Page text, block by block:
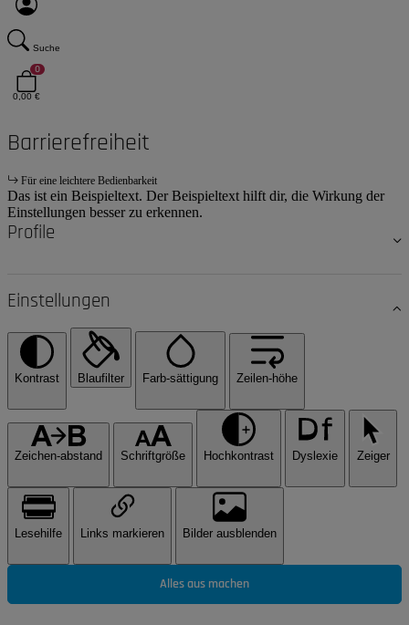
Suche
0
0,00 €
Barrierefreiheit
Für eine leichtere Bedienbarkeit
Das ist ein Beispieltext. Der Beispieltext hilft dir, die Wirkung der
Einstellungen besser zu erkennen.
Profile
Einstellungen
Kontrast Blaufilter Farb-sättigung Zeilen-höhe
Zeichen-abstand Schriftgröße Hochkontrast Dyslexie Zeiger
Lesehilfe Links markieren Bilder ausblenden
Alles aus machen